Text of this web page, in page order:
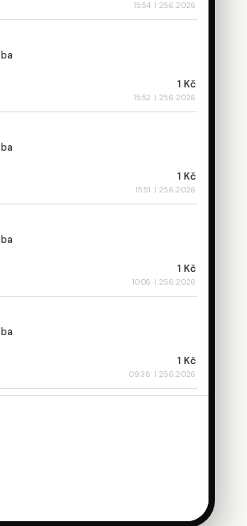
15:54 | 25.6.2026
1 Kč
15:52 | 25.6.2026
1 Kč
15:51 | 25.6.2026
1 Kč
10:06 | 25.6.2026
1 Kč
09:38 | 25.6.2026